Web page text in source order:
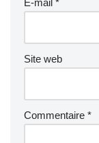
Site web
Commentaire *